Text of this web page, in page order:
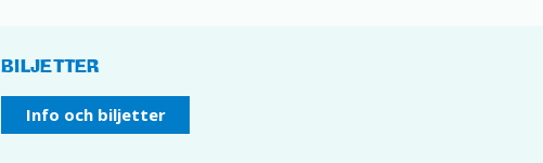
BILJETTER
Info och biljetter